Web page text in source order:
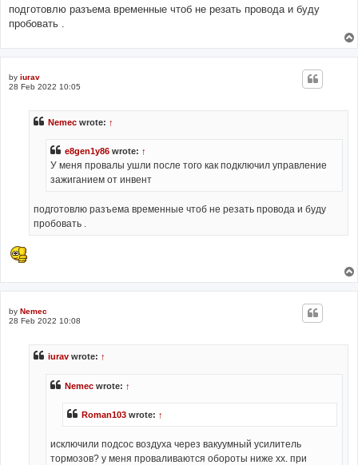
подготовлю разъема временные чтоб не резать провода и буду
пробовать .
by iurav
28 Feb 2022 10:05
Nemec wrote: ↑
e8gen1y86 wrote: ↑
У меня провалы ушли после того как подключил управление
зажиганием от инвент
подготовлю разъема временные чтоб не резать провода и буду
пробовать .
by Nemec
28 Feb 2022 10:08
iurav wrote: ↑
Nemec wrote: ↑
Roman103 wrote: ↑
исключили подсос воздуха через вакуумный усилитель
тормозов? у меня проваливаются обороты ниже хх. при